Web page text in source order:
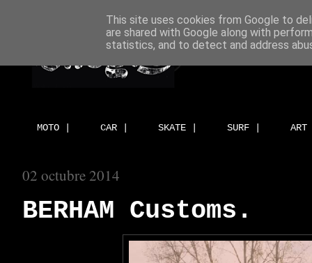
MOTO | CAR | SKATE | SURF |
02 octubre 2014
BERHAM Customs.
This site uses cookies from Google to
are shared with Google along with
statistics, and to detect and address